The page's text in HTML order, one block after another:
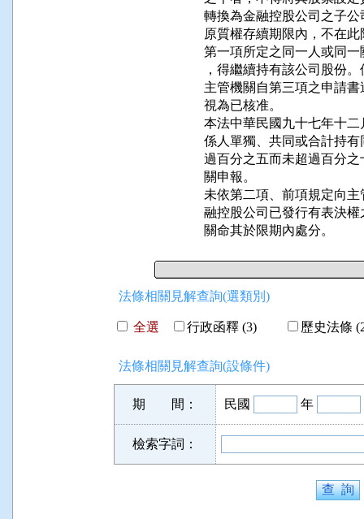
轉換為金融控股公司之子
原質權存續期限內，不在此
第一項所定之同一人或同
，得繼續持有該公司股份
主管機關自第三項之申請
視為已核准。
本法中華民國九十七年十
係人單獨、共同或合計持
過百分之五而未超過百分
關申報。
未依第二項、前項規定向
融控股公司已發行有表決
關命其於限期內處分。
法條相關見解查詢(選類別)
全選 行政函釋 (3) 歷史法條
法條相關見解查詢(設條件)
期 間： 民國 年
檢索字詞：